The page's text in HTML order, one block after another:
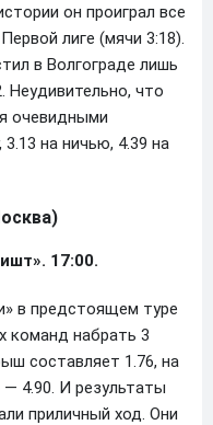
он проиграл все
лиге (мячи 3:18).
в Волгограде лишь
что
очевидными
на ничью, 4.39 на
17:00.
в предстоящем туре
команд набрать 3
составляет 1.76, на
4.90. И результаты
приличный ход. Они